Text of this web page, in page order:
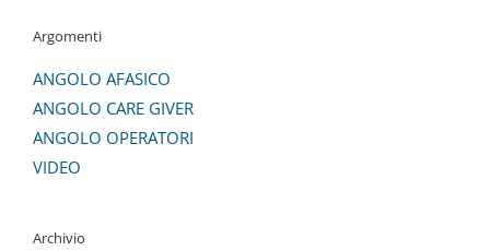
Argomenti
ANGOLO AFASICO
ANGOLO CARE GIVER
ANGOLO OPERATORI
VIDEO
Archivio